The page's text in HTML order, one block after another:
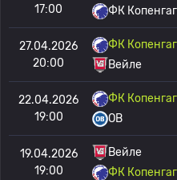
17:00
ФК
27.04.2026
20:00
ФК
Вейле
22.04.2026
19:00
ФК
OB
19.04.2026
19:00
Вейле
ФК